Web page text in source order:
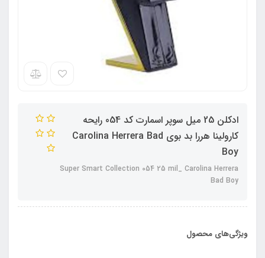
ادکلن 25 میل سوپر اسمارت کد 054 رایحه
کارولینا هررا بد بوی Carolina Herrera Bad
Boy
Super Smart Collection 054 25 mil_ Carolina Herrera
Bad Boy
ویژگی‌های محصول